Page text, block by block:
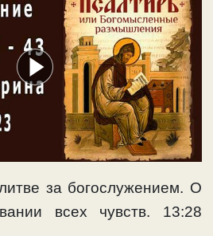
за богослужением. О
всех чувств. 13:28